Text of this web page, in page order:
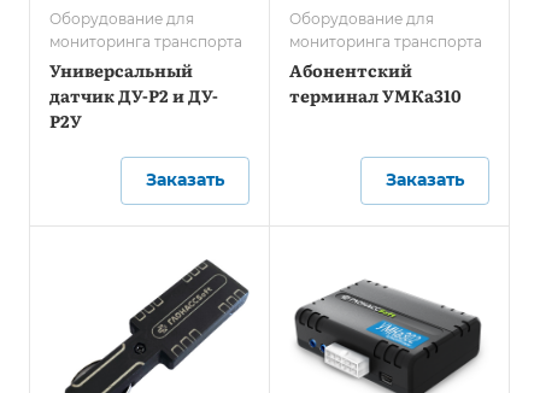
Оборудование для
мониторинга транспорта
Универсальный
датчик ДУ-Р2 и ДУ-
Р2У
Заказать
Оборудование для
мониторинга транспорта
Абонентский
терминал УМКа310
Заказать